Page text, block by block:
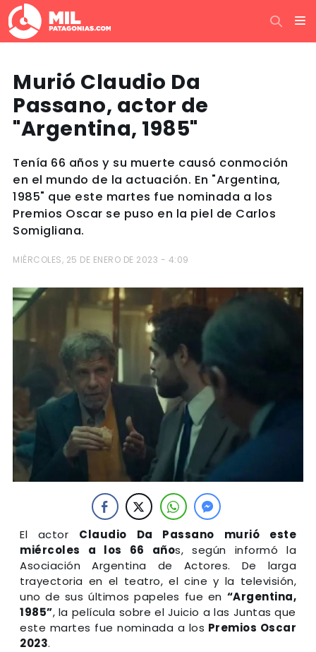
Murió Claudio Da
Passano, actor de
"Argentina, 1985"
Tenía 66 años y su muerte causó conmoción
en el mundo de la actuación. En "Argentina,
1985" que este martes fue nominada a los
Premios Oscar se puso en la piel de Carlos
Somigliana.
MIÉRCOLES, 25 DE ENERO DE 2023 - 4:09
El actor Claudio Da Passano murió este
miércoles a los 66 años, según informó la
Asociación Argentina de Actores. De larga
trayectoria en el teatro, el cine y la televisión,
uno de sus últimos papeles fue en “Argentina,
1985”, la película sobre el Juicio a las Juntas que
este martes fue nominada a los Premios Oscar
2023.